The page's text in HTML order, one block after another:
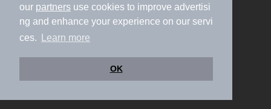
our partners use cookies to improve advertisi
ng and enhance your experience on our servi
ces.
Learn more
OK
利用規約
ライフスタイルMEMBERS+規約
特定商取引法に基づく表記
ヘルプ
採用情報
運営会社